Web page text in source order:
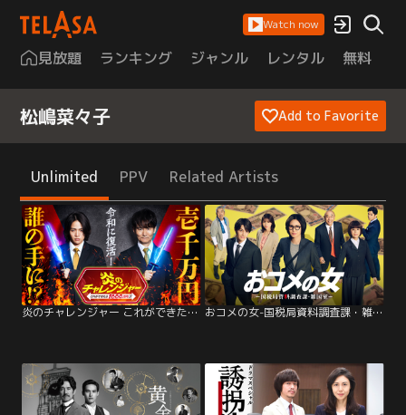
Watch now
見放題 ランキング ジャンル レンタル 無料
松嶋菜々子 Add to Favorite
Unlimited PPV Related Artists
炎のチャレンジャー これができたら1000万円！！ おコメの女-国税局資料調査課・雑国室-